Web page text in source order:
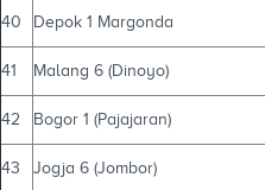
40 Depok 1 Margonda
41 Malang 6 (Dinoyo)
42 Bogor 1 (Pajajaran)
43 Jogja 6 (Jombor)